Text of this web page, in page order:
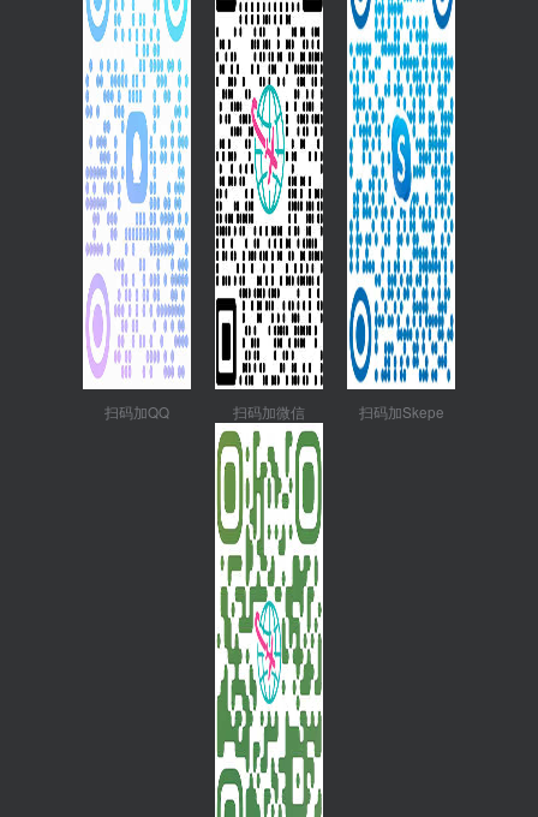
扫码加QQ 扫码加微信 扫码加Skepe